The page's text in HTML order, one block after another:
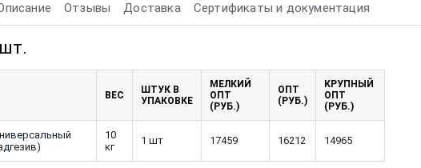
Отзывы Доставка Сертификаты и документация
ВЕС
ШТУК В
УПАКОВКЕ
МЕЛКИЙ
ОПТ
(РУБ.)
ОПТ
(РУБ.)
КРУПНЫЙ
ОПТ
(РУБ.)
10
кг
1 шт 17459 16212 14965